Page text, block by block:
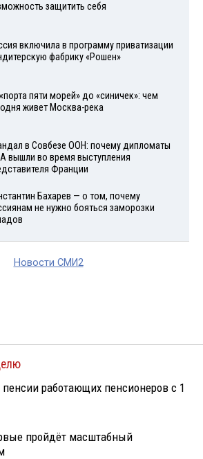
защитить себя
включила в программу приватизации
фабрику «Рошен»
пяти морей» до «синичек»: чем
живет Москва-река
в Совбезе ООН: почему дипломаты
вышли во время выступления
Франции
Бахарев — о том, почему
не нужно бояться заморозки
Новости СМИ2
работающих пенсионеров с 1
пройдёт масштабный